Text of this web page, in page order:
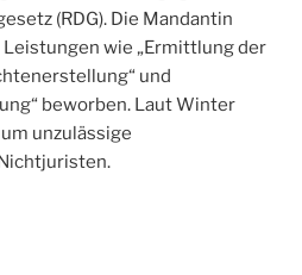
(RDG). Die Mandantin
wie „Ermittlung der
und
beworben. Laut Winter
unzulässige